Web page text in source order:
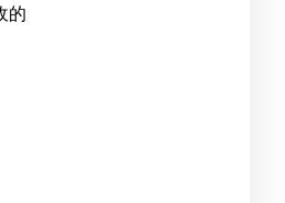
的